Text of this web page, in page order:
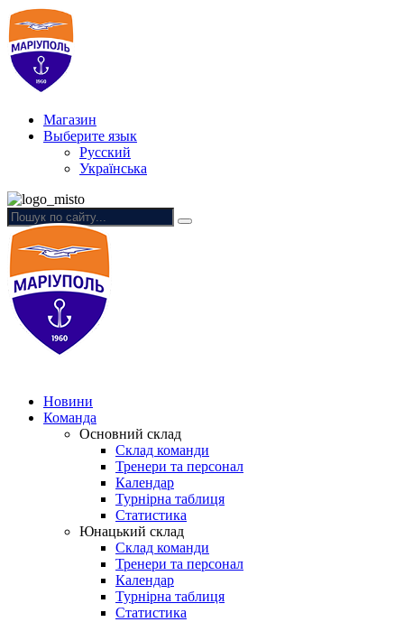
Магазин
Выберите язык
Русский
Українська
Новини
Команда
Основний склад
Склад команди
Тренери та персонал
Календар
Турнірна таблиця
Статистика
Юнацький склад
Склад команди
Тренери та персонал
Календар
Турнірна таблиця
Статистика